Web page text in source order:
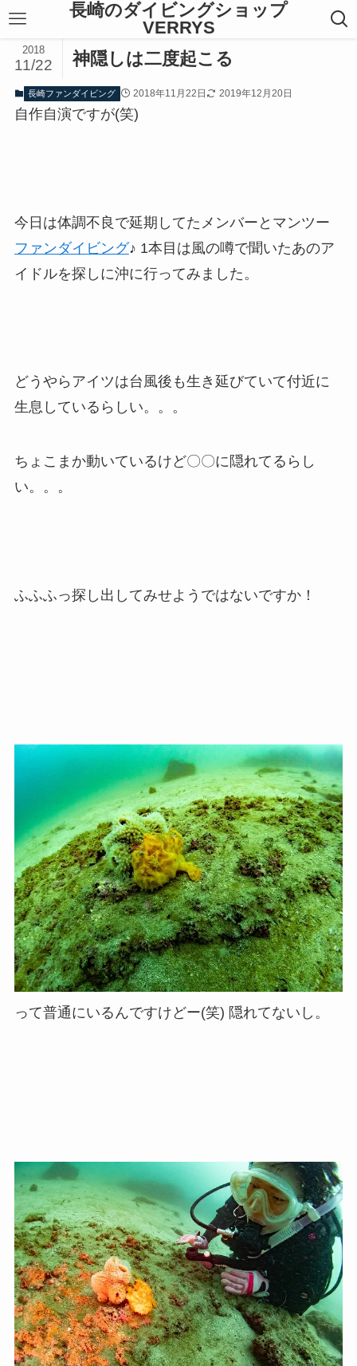
長崎のダイビングショップ
VERRYS
神隠しは二度起こる
2018
11/22
長崎ファンダイビング 2018年11月22日 2019年12月20日
自作自演ですが(笑)
今日は体調不良で延期してたメンバーとマンツー
ファンダイビング♪ 1本目は風の噂で聞いたあのア
イドルを探しに沖に行ってみました。
どうやらアイツは台風後も生き延びていて付近に
生息しているらしい。。。
ちょこまか動いているけど〇〇に隠れてるらし
い。。。
ふふふっ探し出してみせようではないですか！
って普通にいるんですけどー(笑) 隠れてないし。